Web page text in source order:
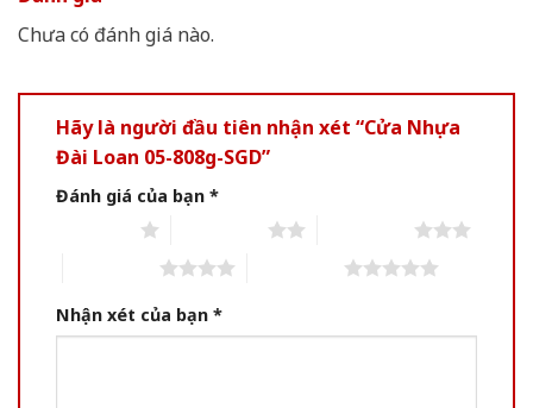
Chưa có đánh giá nào.
Hãy là người đầu tiên nhận xét “Cửa Nhựa
Đài Loan 05-808g-SGD”
Đánh giá của bạn *
Nhận xét của bạn *